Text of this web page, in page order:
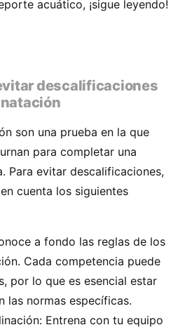
acuático, ¡sigue leyendo!
descalificaciones
son una prueba en la que
para completar una
Para evitar descalificaciones,
cuenta los siguientes
a fondo las reglas de los
Cada competencia puede
por lo que es esencial estar
las normas específicas.
Entrena con tu equipo